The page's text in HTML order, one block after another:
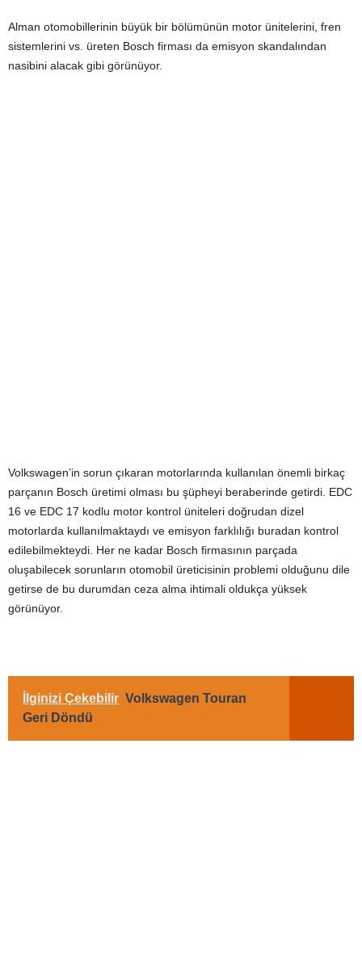
Alman otomobillerinin büyük bir bölümünün motor ünitelerini, fren
sistemlerini vs. üreten Bosch firması da emisyon skandalından
nasibini alacak gibi görünüyor.
Volkswagen’in sorun çıkaran motorlarında kullanılan önemli birkaç
parçanın Bosch üretimi olması bu şüpheyi beraberinde getirdi. EDC
16 ve EDC 17 kodlu motor kontrol üniteleri doğrudan dizel
motorlarda kullanılmaktaydı ve emisyon farklılığı buradan kontrol
edilebilmekteydi. Her ne kadar Bosch firmasının parçada
oluşabilecek sorunların otomobil üreticisinin problemi olduğunu dile
getirse de bu durumdan ceza alma ihtimali oldukça yüksek
görünüyor.
İlginizi Çekebilir Volkswagen Touran
Geri Döndü